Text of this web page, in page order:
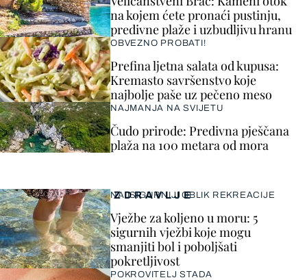
ZDRAVLJE
NAJSIGURNIJI OBLIK REKREACIJE
Vježbe za koljeno u moru: 5
sigurnih vježbi koje mogu
smanjiti bol i poboljšati
pokretljivost
POKROVITELJ STADA
na kojem ćete pronaći pustinju,
predivne plaže i uzbudljivu hranu
OBVEZNO PROBATI!
Prefina ljetna salata od kupusa:
Kremasto savršenstvo koje
najbolje paše uz pečeno meso
NAJMANJA NA SVIJETU
Čudo prirode: Predivna pješčana
plaža na 100 metara od mora